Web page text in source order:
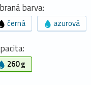
barva:
černá azurová
260 g